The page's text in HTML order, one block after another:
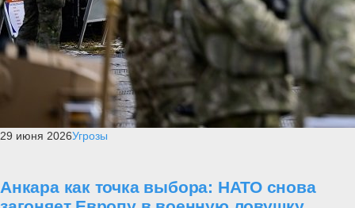
29 июня 2026Угрозы
Анкара как точка выбора: НАТО снова